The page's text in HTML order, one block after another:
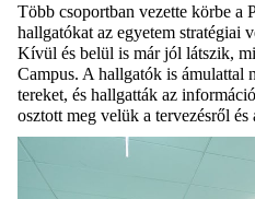
Több csoportban vezette körbe a
hallgatókat az egyetem stratégiai
Kívül és belül is már jól látszik,
Campus. A hallgatók is ámulattal
tereket, és hallgatták az
osztott meg velük a tervezésről